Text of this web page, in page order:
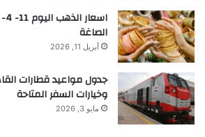
الصاغة
أبريل 11, 2026
جدول مواعيد قطارات
وخيارات السفر المتاحة
مايو 3, 2026